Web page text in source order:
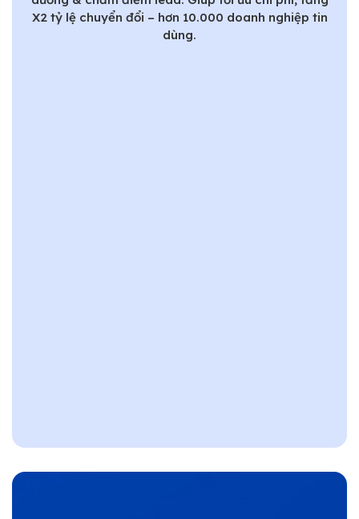
X2 tỷ lệ chuyển đổi – hơn 10.000 doanh nghiệp tin
dùng.